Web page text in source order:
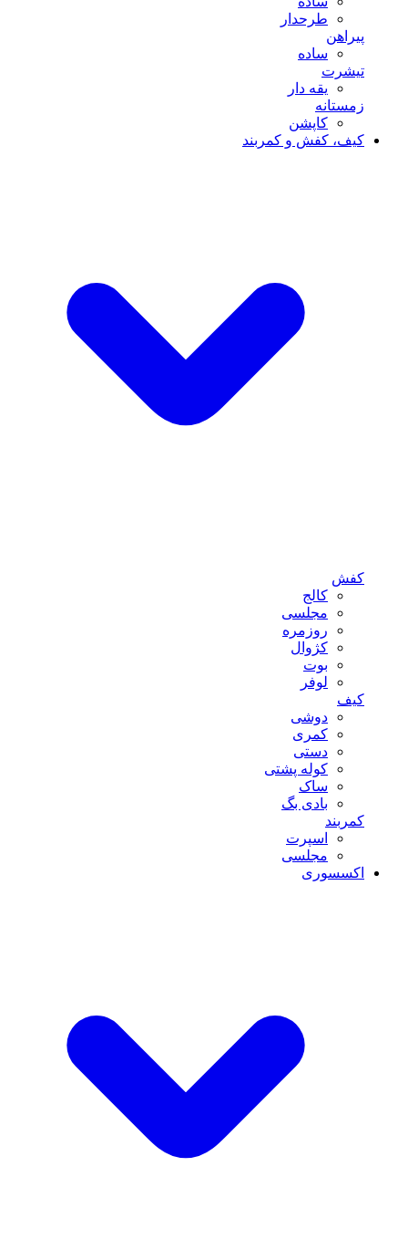
طرحدار
پیراهن
ساده
تیشرت
یقه دار
زمستانه
کاپشن
کیف، کفش و کمربند
کفش
کالج
مجلسی
روزمره
کژوال
بوت
لوفر
کیف
دوشی
کمری
دستی
کوله پشتی
ساک
بادی بگ
کمربند
اسپرت
مجلسی
اکسسوری